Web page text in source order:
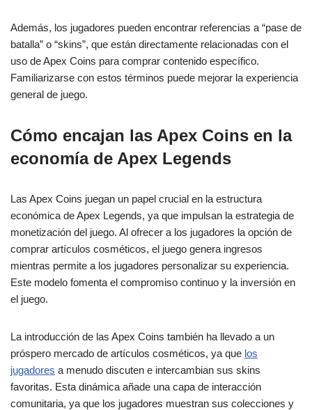
Además, los jugadores pueden encontrar referencias a “pase de
batalla” o “skins”, que están directamente relacionadas con el
uso de Apex Coins para comprar contenido específico.
Familiarizarse con estos términos puede mejorar la experiencia
general de juego.
Cómo encajan las Apex Coins en la
economía de Apex Legends
Las Apex Coins juegan un papel crucial en la estructura
económica de Apex Legends, ya que impulsan la estrategia de
monetización del juego. Al ofrecer a los jugadores la opción de
comprar artículos cosméticos, el juego genera ingresos
mientras permite a los jugadores personalizar su experiencia.
Este modelo fomenta el compromiso continuo y la inversión en
el juego.
La introducción de las Apex Coins también ha llevado a un
próspero mercado de artículos cosméticos, ya que los
jugadores a menudo discuten e intercambian sus skins
favoritas. Esta dinámica añade una capa de interacción
comunitaria, ya que los jugadores muestran sus colecciones y